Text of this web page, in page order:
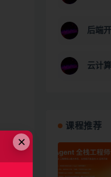
后端
云计
课程推荐
×